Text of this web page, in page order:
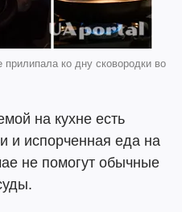
ко дну сковородки во
на кухне есть
и испорченная еда на
не помогут обычные